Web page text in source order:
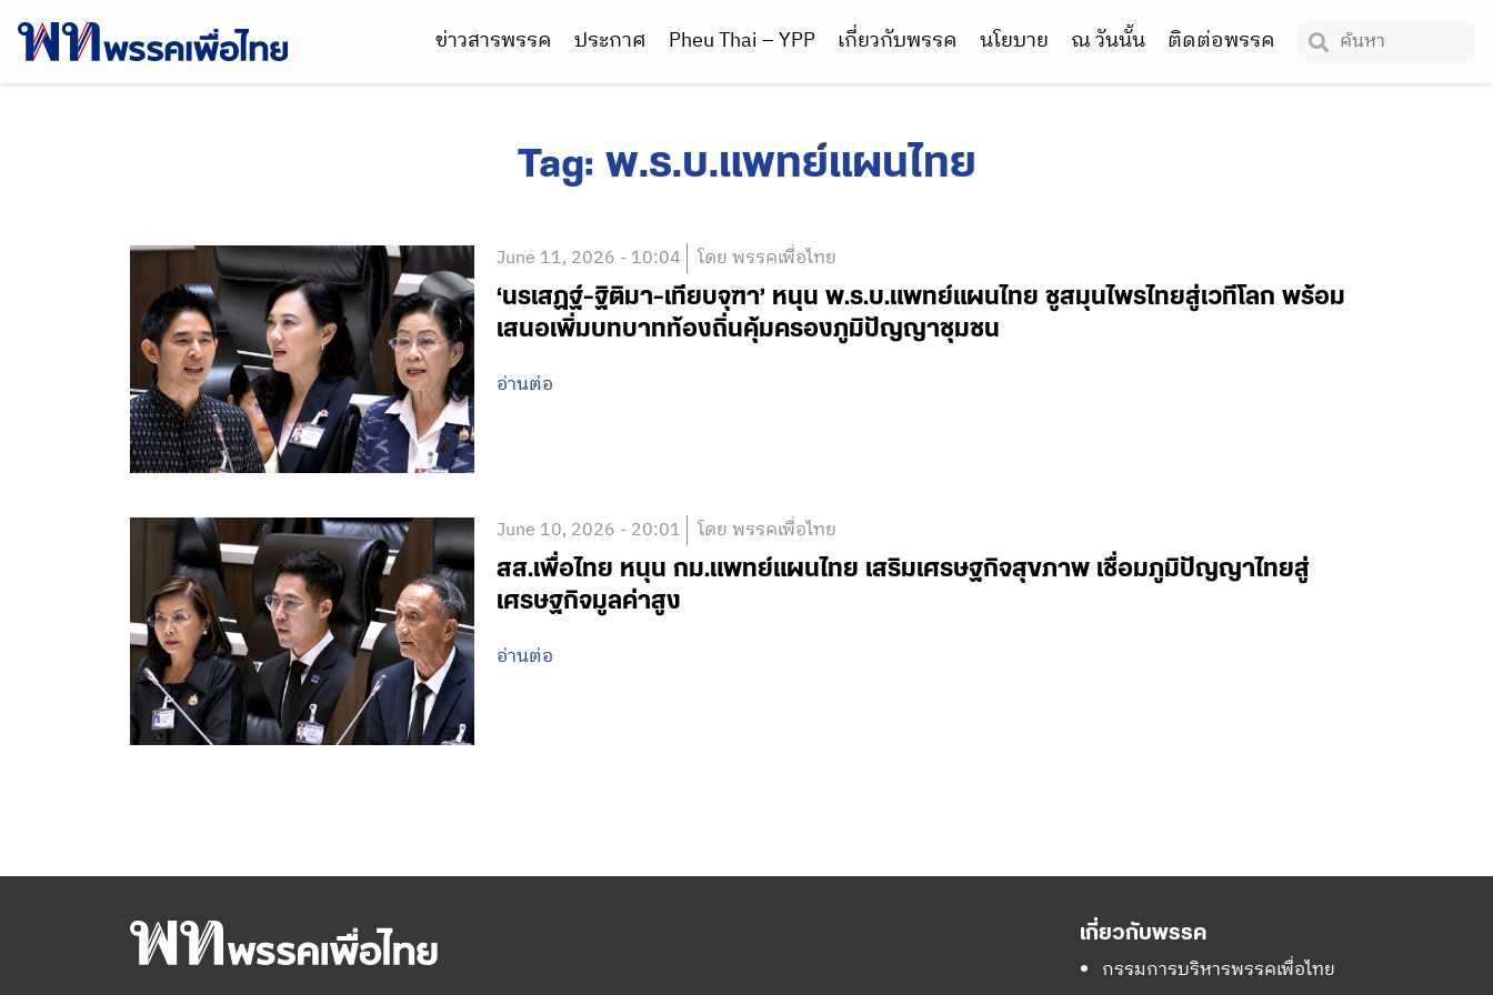
ข่าวสารพรรค ประกาศ Pheu Thai – YPP เกี่ยวกับพรรค นโยบาย ณ วันนั้น ติดต่อพรรค
Tag: พ.ร.บ.แพทย์แผนไทย
June 11, 2026 - 10:04 โดย พรรคเพื่อไทย
‘นรเสฏฐ์-ฐิติมา-เทียบจุฑา’ หนุน พ.ร.บ.แพทย์แผนไทย ชูสมุนไพรไทยสู่เวทีโลก พร้อม
เสนอเพิ่มบทบาทท้องถิ่นคุ้มครองภูมิปัญญาชุมชน
อ่านต่อ
June 10, 2026 - 20:01 โดย พรรคเพื่อไทย
สส.เพื่อไทย หนุน กม.แพทย์แผนไทย เสริมเศรษฐกิจสุขภาพ เชื่อมภูมิปัญญาไทยสู่
เศรษฐกิจมูลค่าสูง
อ่านต่อ
เกี่ยวกับพรรค
กรรมการบริหารพรรคเพื่อไทย